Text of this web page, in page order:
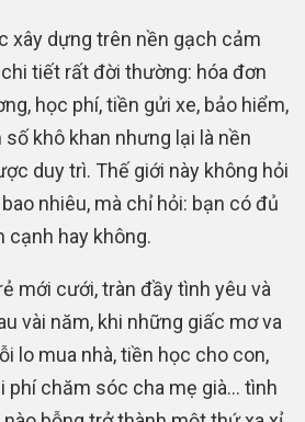
xây dựng trên nền gạch cảm
tiết rất đời thường: hóa đơn
học phí, tiền gửi xe, bảo hiểm,
khô khan nhưng lại là nền
duy trì. Thế giới này không hỏi
nhiêu, mà chỉ hỏi: bạn có đủ
cạnh hay không.
mới cưới, tràn đầy tình yêu và
vài năm, khi những giấc mơ va
lo mua nhà, tiền học cho con,
phí chăm sóc cha mẹ già… tình